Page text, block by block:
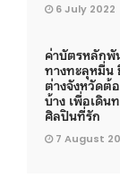
6 July 2022
ค่าบัตรหลักพั
ทางทะลุหมื่น
ต่างจังหวัดต้
บ้าง เพื่อเดิน
ศิลปินที่รัก
7 August